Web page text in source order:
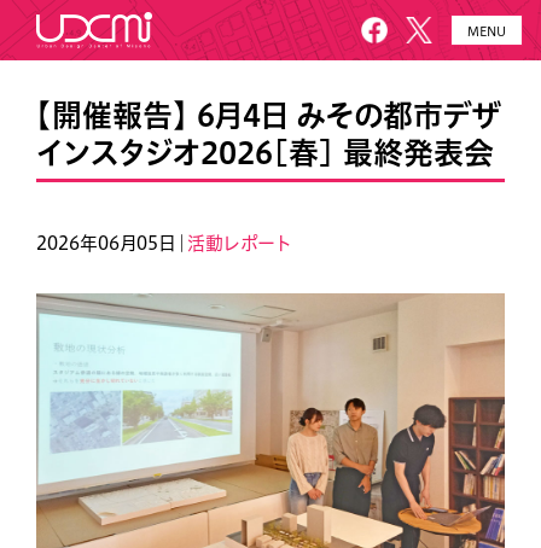
MENU
HOME UDCMiとは
施設概要 美園について
【開催報告】 6月4日 みその都市デザ
インスタジオ2026[春] 最終発表会
2026年06月05日｜ 活動レポート